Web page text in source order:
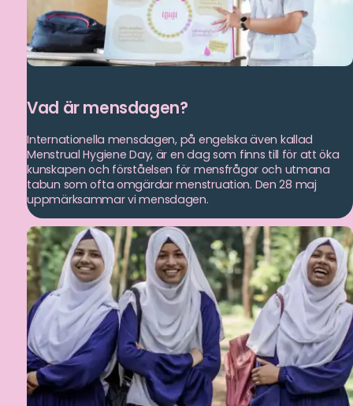
Vad är mensdagen?
Internationella mensdagen, på engelska även kallad
Menstrual Hygiene Day, är en dag som finns till för att öka
kunskapen och förståelsen för mensfrågor och utmana
tabun som ofta omgärdar menstruation. Den 28 maj
uppmärksammar vi mensdagen.